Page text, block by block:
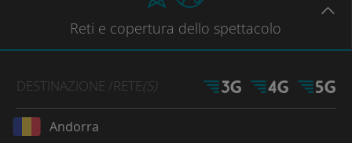
Reti e copertura dello spettacolo
DESTINAZIONE /RETE(S)
Andorra